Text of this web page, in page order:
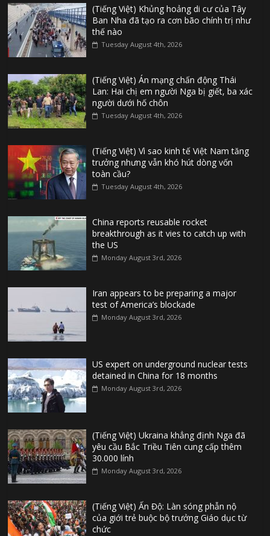
(Tiếng Việt) Khủng hoảng di cư của Tây
Ban Nha đã tạo ra cơn bão chính trị như
thế nào
Tuesday August 4th, 2026
(Tiếng Việt) Án mạng chấn động Thái
Lan: Hai chị em người Nga bị giết, ba xác
người dưới hố chôn
Tuesday August 4th, 2026
(Tiếng Việt) Vì sao kinh tế Việt Nam tăng
trưởng nhưng vẫn khó hút dòng vốn
toàn cầu?
Tuesday August 4th, 2026
China reports reusable rocket
breakthrough as it vies to catch up with
the US
Monday August 3rd, 2026
Iran appears to be preparing a major
test of America’s blockade
Monday August 3rd, 2026
US expert on underground nuclear tests
detained in China for 18 months
Monday August 3rd, 2026
(Tiếng Việt) Ukraina khẳng định Nga đã
yêu cầu Bắc Triều Tiên cung cấp thêm
30.000 lính
Monday August 3rd, 2026
(Tiếng Việt) Ấn Độ: Làn sóng phẫn nộ
của giới trẻ buộc bộ trưởng Giáo dục từ
chức